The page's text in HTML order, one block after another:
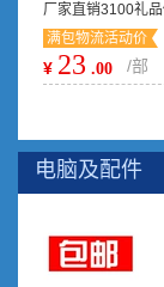
厂家直销3100礼
机 低价手机批发
满包物流活动价
¥ 23 .00 /部
电脑及配件